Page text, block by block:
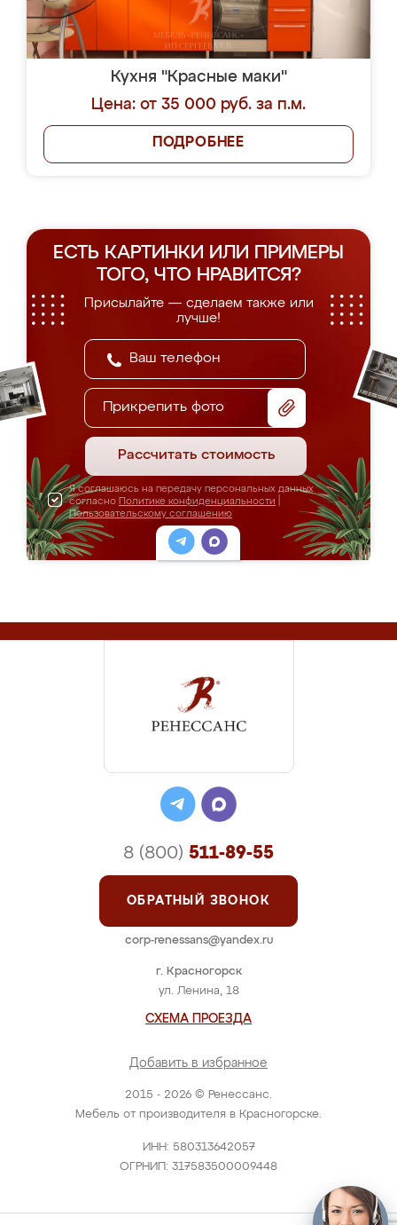
Кухня "Красные маки"
Цена: от 35 000 руб. за п.м.
ПОДРОБНЕЕ
ЕСТЬ КАРТИНКИ ИЛИ ПРИМЕРЫ
ТОГО, ЧТО НРАВИТСЯ?
Присылайте — сделаем также или
лучше!
Прикрепить фото
Рассчитать стоимость
Я соглашаюсь на передачу персональных данных
согласно Политике конфиденциальности
Пользовательскому соглашению
2015 - 2026 © Ренессанс.
Мебель от производителя в Красногорске.
ИНН: 580313642057
ОГРНИП: 317583500009448
г. Красногорск
ул. Ленина, 18
СХЕМА ПРОЕЗДА
Добавить в избранное
8 (800) 511-89-55
ОБРАТНЫЙ ЗВОНОК
corp-renessans@yandex.ru